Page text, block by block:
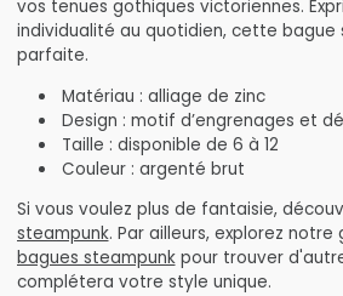
vos tenues gothiques victoriennes.
individualité au quotidien, cette bague
parfaite.
Matériau : alliage de zinc
Design : motif d’engrenages et
Taille : disponible de 6 à 12
Couleur : argenté brut
Si vous voulez plus de fantaisie,
steampunk. Par ailleurs, explorez
bagues steampunkpour trouver
complétera votre style unique.